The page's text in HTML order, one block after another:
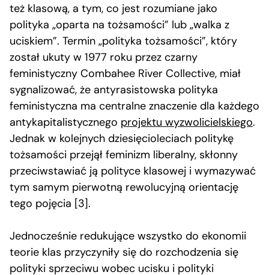
też klasową, a tym, co jest rozumiane jako
polityka „oparta na tożsamości” lub „walka z
uciskiem”. Termin „polityka tożsamości”, który
został ukuty w 1977 roku przez czarny
feministyczny Combahee River Collective, miał
sygnalizować, że antyrasistowska polityka
feministyczna ma centralne znaczenie dla każdego
antykapitalistycznego projektu wyzwolicielskiego.
Jednak w kolejnych dziesięcioleciach politykę
tożsamości przejął feminizm liberalny, skłonny
przeciwstawiać ją polityce klasowej i wymazywać
tym samym pierwotną rewolucyjną orientację
tego pojęcia [3].
Jednocześnie redukujące wszystko do ekonomii
teorie klas przyczyniły się do rozchodzenia się
polityki sprzeciwu wobec ucisku i polityki